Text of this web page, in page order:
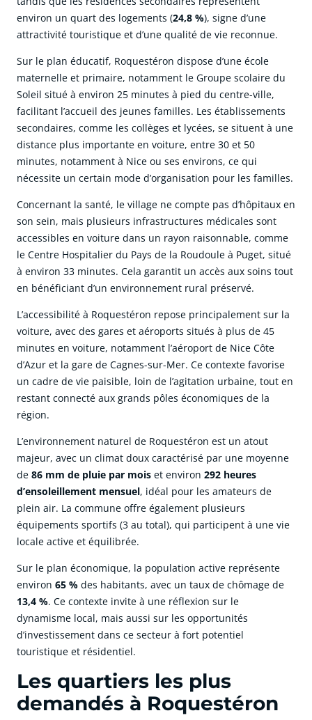
environ un quart des logements (24,8 %), signe d’une
attractivité touristique et d’une qualité de vie reconnue.
Sur le plan éducatif, Roquestéron dispose d’une école
maternelle et primaire, notamment le Groupe scolaire du
Soleil situé à environ 25 minutes à pied du centre-ville,
facilitant l’accueil des jeunes familles. Les établissements
secondaires, comme les collèges et lycées, se situent à une
distance plus importante en voiture, entre 30 et 50
minutes, notamment à Nice ou ses environs, ce qui
nécessite un certain mode d’organisation pour les familles.
Concernant la santé, le village ne compte pas d’hôpitaux en
son sein, mais plusieurs infrastructures médicales sont
accessibles en voiture dans un rayon raisonnable, comme
le Centre Hospitalier du Pays de la Roudoule à Puget, situé
à environ 33 minutes. Cela garantit un accès aux soins tout
en bénéficiant d’un environnement rural préservé.
L’accessibilité à Roquestéron repose principalement sur la
voiture, avec des gares et aéroports situés à plus de 45
minutes en voiture, notamment l’aéroport de Nice Côte
d’Azur et la gare de Cagnes-sur-Mer. Ce contexte favorise
un cadre de vie paisible, loin de l’agitation urbaine, tout en
restant connecté aux grands pôles économiques de la
région.
L’environnement naturel de Roquestéron est un atout
majeur, avec un climat doux caractérisé par une moyenne
de 86 mm de pluie par mois et environ 292 heures
d’ensoleillement mensuel, idéal pour les amateurs de
plein air. La commune offre également plusieurs
équipements sportifs (3 au total), qui participent à une vie
locale active et équilibrée.
Sur le plan économique, la population active représente
environ 65 % des habitants, avec un taux de chômage de
13,4 %. Ce contexte invite à une réflexion sur le
dynamisme local, mais aussi sur les opportunités
d’investissement dans ce secteur à fort potentiel
touristique et résidentiel.
Les quartiers les plus
demandés à Roquestéron